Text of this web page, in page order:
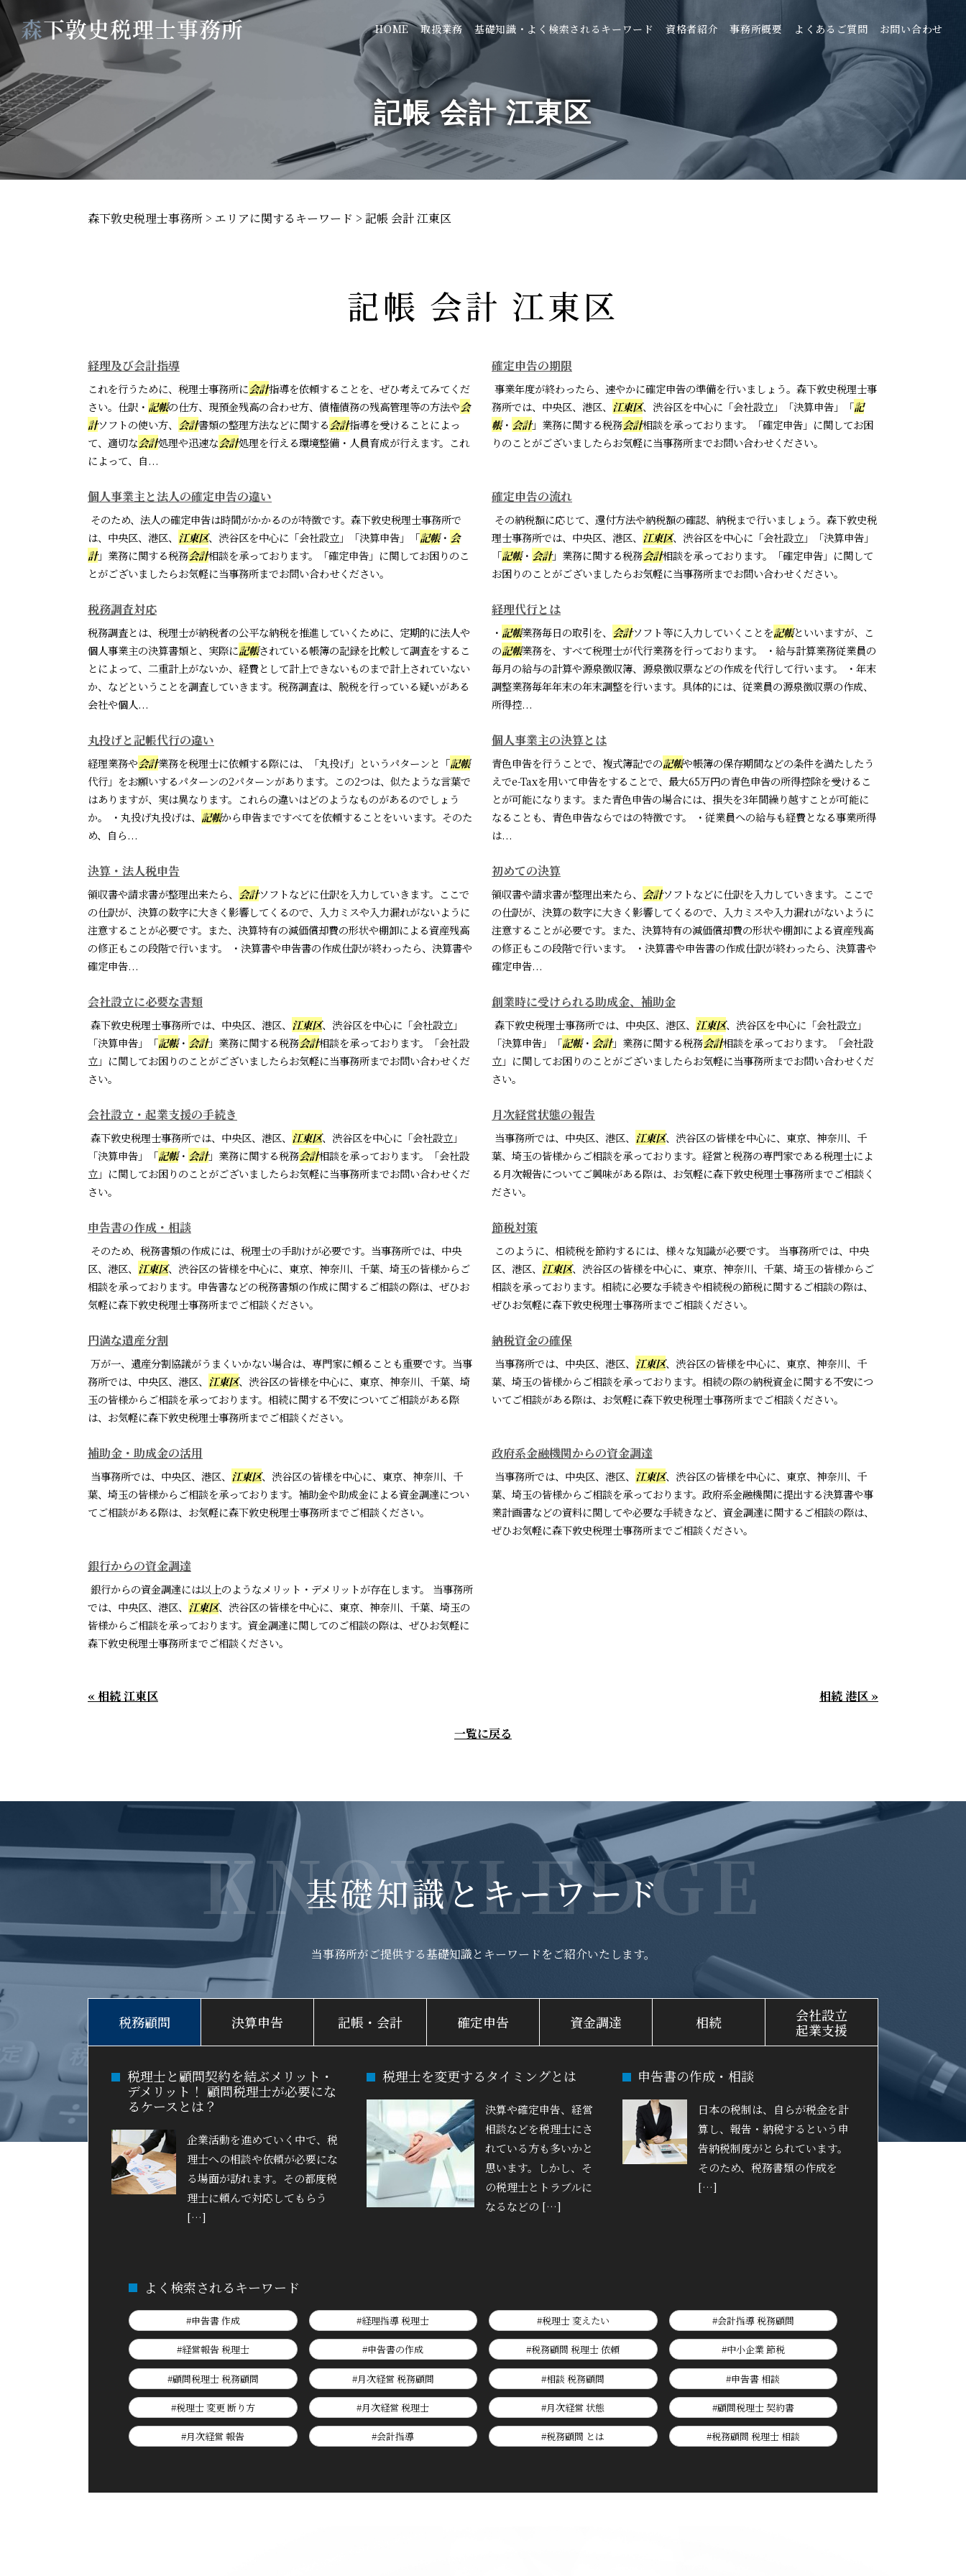
HOME 取扱業務 基礎知識・よく検索されるキーワード 資格者紹介 事務所概要 よくあるご質問 お問い合わせ
記帳 会計 江東区
森下敦史税理士事務所 > エリアに関するキーワード > 記帳 会計 江東区
記帳 会計 江東区
経理及び会計指導
これを行うために、税理士事務所に会計指導を依頼することを、ぜひ考えてみてくだ
さい。仕訳・ 記帳の仕方、現預金残高の合わせ方、債権債務の残高管理等の方法や会
計ソフトの使い方、 会計書類の整理方法などに関する会計指導を受けることによっ
て、適切な会計処理や迅速な会計処理を行える環境整備・人員育成が行えます。これ
によって、自...
確定申告の期限
事業年度が終わったら、速やかに確定申告の準備を行いましょう。森下敦史税理士事
務所では、中央区、港区、 江東区、渋谷区を中心に「会社設立」「決算申告」「記
帳・ 会計」業務に関する税務会計相談を承っております。「確定申告」に関してお困
りのことがございましたらお気軽に当事務所までお問い合わせください。
個人事業主と法人の確定申告の違い
そのため、法人の確定申告は時間がかかるのが特徴です。森下敦史税理士事務所で
は、中央区、港区、 江東区、渋谷区を中心に「会社設立」「決算申告」「記帳・ 会
計」業務に関する税務会計相談を承っております。「確定申告」に関してお困りのこ
とがございましたらお気軽に当事務所までお問い合わせください。
確定申告の流れ
その納税額に応じて、還付方法や納税額の確認、納税まで行いましょう。森下敦史税
理士事務所では、中央区、港区、 江東区、渋谷区を中心に「会社設立」「決算申告」
「記帳・ 会計」業務に関する税務会計相談を承っております。「確定申告」に関して
お困りのことがございましたらお気軽に当事務所までお問い合わせください。
税務調査対応
税務調査とは、税理士が納税者の公平な納税を推進していくために、定期的に法人や
個人事業主の決算書類と、実際に記帳されている帳簿の記録を比較して調査をするこ
とによって、二重計上がないか、経費として計上できないものまで計上されていない
か、などということを調査していきます。税務調査は、脱税を行っている疑いがある
会社や個人...
経理代行とは
・ 記帳業務毎日の取引を、 会計ソフト等に入力していくことを記帳といいますが、こ
の記帳業務を、すべて税理士が代行業務を行っております。 ・給与計算業務従業員の
毎月の給与の計算や源泉徴収簿、源泉徴収票などの作成を代行して行います。 ・年末
調整業務毎年年末の年末調整を行います。具体的には、従業員の源泉徴収票の作成、
所得控...
丸投げと記帳代行の違い
経理業務や会計業務を税理士に依頼する際には、「丸投げ」というパターンと「記帳
代行」をお願いするパターンの2パターンがあります。この2つは、似たような言葉で
はありますが、実は異なります。これらの違いはどのようなものがあるのでしょう
か。 ・丸投げ丸投げは、 記帳から申告まですべてを依頼することをいいます。そのた
め、自ら...
個人事業主の決算とは
青色申告を行うことで、複式簿記での記帳や帳簿の保存期間などの条件を満たしたう
えでe-Taxを用いて申告をすることで、最大65万円の青色申告の所得控除を受けるこ
とが可能になります。また青色申告の場合には、損失を3年間繰り越すことが可能に
なることも、青色申告ならではの特徴です。 ・従業員への給与も経費となる事業所得
は...
決算・法人税申告
領収書や請求書が整理出来たら、 会計ソフトなどに仕訳を入力していきます。ここで
の仕訳が、決算の数字に大きく影響してくるので、入力ミスや入力漏れがないように
注意することが必要です。また、決算特有の減価償却費の形状や棚卸による資産残高
の修正もこの段階で行います。 ・決算書や申告書の作成仕訳が終わったら、決算書や
確定申告...
初めての決算
領収書や請求書が整理出来たら、 会計ソフトなどに仕訳を入力していきます。ここで
の仕訳が、決算の数字に大きく影響してくるので、入力ミスや入力漏れがないように
注意することが必要です。また、決算特有の減価償却費の形状や棚卸による資産残高
の修正もこの段階で行います。 ・決算書や申告書の作成仕訳が終わったら、決算書や
確定申告...
会社設立に必要な書類
森下敦史税理士事務所では、中央区、港区、 江東区、渋谷区を中心に「会社設立」
「決算申告」「記帳・ 会計」業務に関する税務会計相談を承っております。「会社設
立」に関してお困りのことがございましたらお気軽に当事務所までお問い合わせくだ
さい。
創業時に受けられる助成金、補助金
森下敦史税理士事務所では、中央区、港区、 江東区、渋谷区を中心に「会社設立」
「決算申告」「記帳・ 会計」業務に関する税務会計相談を承っております。「会社設
立」に関してお困りのことがございましたらお気軽に当事務所までお問い合わせくだ
さい。
会社設立・起業支援の手続き
森下敦史税理士事務所では、中央区、港区、 江東区、渋谷区を中心に「会社設立」
「決算申告」「記帳・ 会計」業務に関する税務会計相談を承っております。「会社設
立」に関してお困りのことがございましたらお気軽に当事務所までお問い合わせくだ
さい。
月次経営状態の報告
当事務所では、中央区、港区、 江東区、渋谷区の皆様を中心に、東京、神奈川、千
葉、埼玉の皆様からご相談を承っております。経営と税務の専門家である税理士によ
る月次報告についてご興味がある際は、お気軽に森下敦史税理士事務所までご相談く
ださい。
申告書の作成・相談
そのため、税務書類の作成には、税理士の手助けが必要です。当事務所では、中央
区、港区、 江東区、渋谷区の皆様を中心に、東京、神奈川、千葉、埼玉の皆様からご
相談を承っております。申告書などの税務書類の作成に関するご相談の際は、ぜひお
気軽に森下敦史税理士事務所までご相談ください。
節税対策
このように、相続税を節約するには、様々な知識が必要です。 当事務所では、中央
区、港区、 江東区、渋谷区の皆様を中心に、東京、神奈川、千葉、埼玉の皆様からご
相談を承っております。相続に必要な手続きや相続税の節税に関するご相談の際は、
ぜひお気軽に森下敦史税理士事務所までご相談ください。
円満な遺産分割
万が一、遺産分割協議がうまくいかない場合は、専門家に頼ることも重要です。当事
務所では、中央区、港区、 江東区、渋谷区の皆様を中心に、東京、神奈川、千葉、埼
玉の皆様からご相談を承っております。相続に関する不安についてご相談がある際
は、お気軽に森下敦史税理士事務所までご相談ください。
納税資金の確保
当事務所では、中央区、港区、 江東区、渋谷区の皆様を中心に、東京、神奈川、千
葉、埼玉の皆様からご相談を承っております。相続の際の納税資金に関する不安につ
いてご相談がある際は、お気軽に森下敦史税理士事務所までご相談ください。
補助金・助成金の活用
当事務所では、中央区、港区、 江東区、渋谷区の皆様を中心に、東京、神奈川、千
葉、埼玉の皆様からご相談を承っております。補助金や助成金による資金調達につい
てご相談がある際は、お気軽に森下敦史税理士事務所までご相談ください。
政府系金融機関からの資金調達
当事務所では、中央区、港区、 江東区、渋谷区の皆様を中心に、東京、神奈川、千
葉、埼玉の皆様からご相談を承っております。政府系金融機関に提出する決算書や事
業計画書などの資料に関してや必要な手続きなど、資金調達に関するご相談の際は、
ぜひお気軽に森下敦史税理士事務所までご相談ください。
銀行からの資金調達
銀行からの資金調達には以上のようなメリット・デメリットが存在します。 当事務所
では、中央区、港区、 江東区、渋谷区の皆様を中心に、東京、神奈川、千葉、埼玉の
皆様からご相談を承っております。資金調達に関してのご相談の際は、ぜひお気軽に
森下敦史税理士事務所までご相談ください。
« 相続 江東区 相続 港区 »
一覧に戻る
KNOWLEDGE
基礎知識とキーワード
当事務所がご提供する基礎知識と キーワードをご紹介いたします。
税務顧問 決算申告 記帳・会計 確定申告 資金調達 相続
会社設立
起業支援
税理士と顧問契約を結ぶメリット・
デメリット！ 顧問税理士が必要にな
るケースとは？
企業活動を進めていく中で、税
理士への相談や依頼が必要にな
る場面が訪れます。その都度税
理士に頼んで対応してもらう
[…]
税理士を変更するタイミングとは
決算や確定申告、経営
相談などを税理士にさ
れている方も多いかと
思います。しかし、そ
の税理士とトラブルに
なるなどの […]
申告書の作成・相談
日本の税制は、自らが税金を計
算し、報告・納税するという申
告納税制度がとられています。
そのため、税務書類の作成を
[…]
よく検索されるキーワード
#申告書 作成 #経理指導 税理士 #税理士 変えたい #会計指導 税務顧問
#経営報告 税理士 #申告書の作成 #税務顧問 税理士 依頼 #中小企業 節税
#顧問税理士 税務顧問 #月次経営 税務顧問 #相談 税務顧問 #申告書 相談
#税理士 変更 断り方 #月次経営 税理士 #月次経営 状態 #顧問税理士 契約書
#月次経営 報告 #会計指導 #税務顧問 とは #税務顧問 税理士 相談